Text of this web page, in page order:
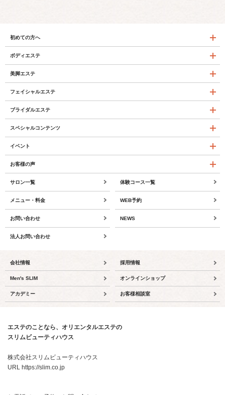
初めての方へ
ボディエステ
美脚エステ
フェイシャルエステ
ブライダルエステ
スペシャルコンテンツ
イベント
お客様の声
サロン一覧 体験コース一覧
メニュー・料金 WEB予約
お問い合わせ NEWS
法人お問い合わせ
会社情報 採用情報
Men's SLIM オンラインショップ
アカデミー お客様相談室
エステのことなら、オリエンタルエステの
スリムビューティハウス
株式会社スリムビューティハウス
URL https://slim.co.jp